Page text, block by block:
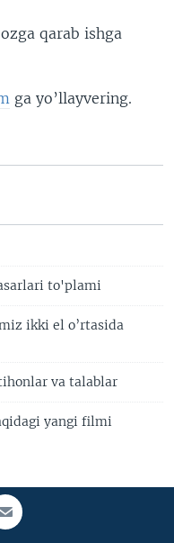
qarab ishga
ga yo’llayvering.
to'plami
ikki el o’rtasida
va talablar
yangi filmi